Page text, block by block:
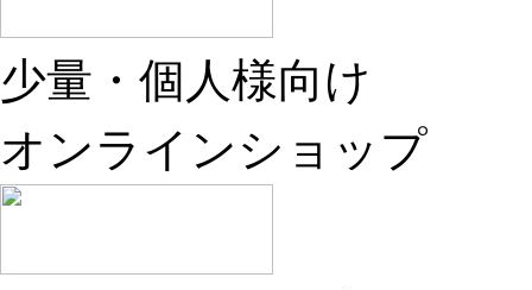
少量・個人様向け
オンラインショップ